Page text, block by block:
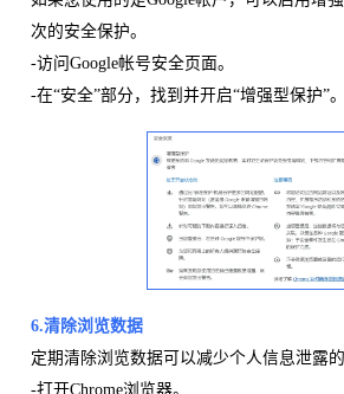
次的安全保护。
-访问Google帐号安全页面。
-在“安全”部分，找到并开启“增强型保护”。
6.清除浏览数据
定期清除浏览数据可以减少个人信息泄露的
-打开Chrome浏览器。